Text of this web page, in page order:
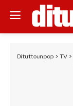
Dituttounpop > TV >